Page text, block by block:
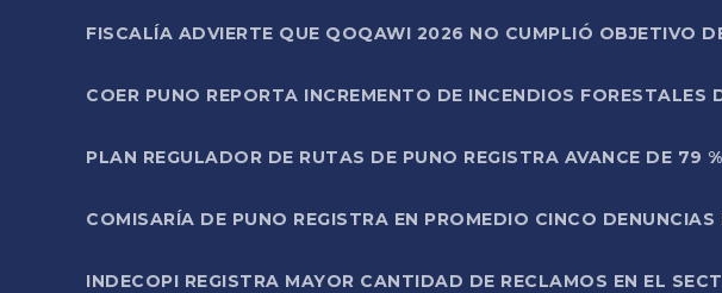
FISCALÍA ADVIERTE QUE QOQAWI 2026 NO CUMPLIÓ OBJETIVO
COER PUNO REPORTA INCREMENTO DE INCENDIOS FORESTALES
PLAN REGULADOR DE RUTAS DE PUNO REGISTRA AVANCE DE 79
COMISARÍA DE PUNO REGISTRA EN PROMEDIO CINCO
INDECOPI REGISTRA MAYOR CANTIDAD DE RECLAMOS EN EL